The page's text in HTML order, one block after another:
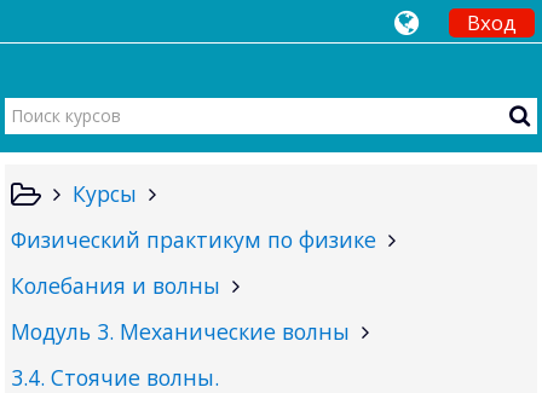
Вход
Курсы
Физический практикум по физике
Колебания и волны
Модуль 3. Механические волны
3.4. Стоячие волны.